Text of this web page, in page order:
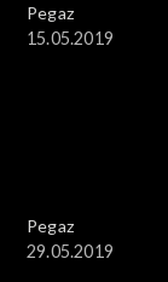
Pegaz
15.05.2019
Pegaz
29.05.2019